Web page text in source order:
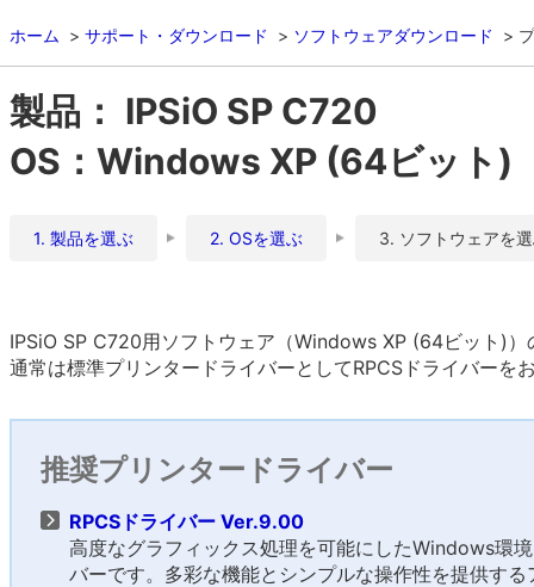
ホーム サポート・ダウンロード ソフトウェアダウンロード
製品： IPSiO SP C720
OS：Windows XP (64ビット)
1. 製品を選ぶ 2. OSを選ぶ 3. ソフトウェアを
IPSiO SP C720用ソフトウェア（Windows XP (64ビット)）
通常は標準プリンタードライバーとしてRPCSドライバーを
推奨プリンタードライバー
RPCSドライバー Ver.9.00
高度なグラフィックス処理を可能にしたWindows環
バーです。多彩な機能とシンプルな操作性を提供す